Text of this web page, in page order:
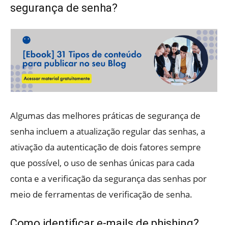
segurança de senha?
Algumas das melhores práticas de segurança de
senha incluem a atualização regular das senhas, a
ativação da autenticação de dois fatores sempre
que possível, o uso de senhas únicas para cada
conta e a verificação da segurança das senhas por
meio de ferramentas de verificação de senha.